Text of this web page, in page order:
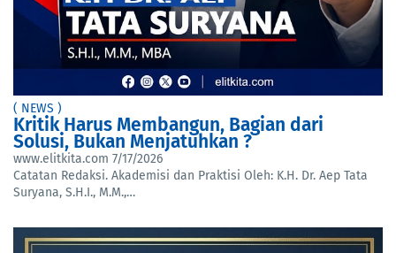
( NEWS )
Kritik Harus Membangun, Bagian dari
Solusi, Bukan Menjatuhkan ?
www.elitkita.com 7/17/2026
Catatan Redaksi. Akademisi dan Praktisi Oleh: K.H. Dr. Aep Tata
Suryana, S.H.I., M.M.,…